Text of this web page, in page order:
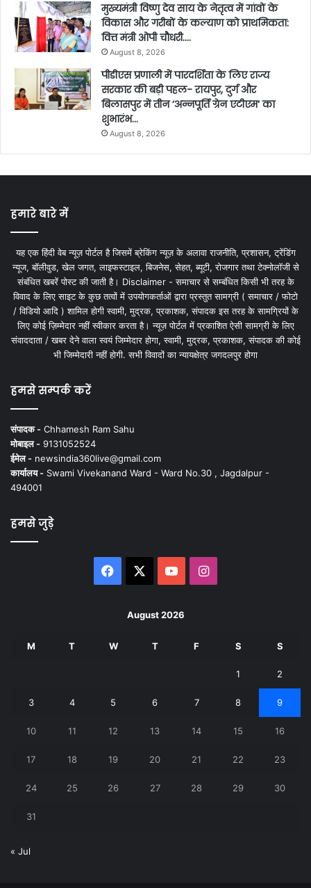
मुख्यमंत्री विष्णु देव साय के नेतृत्व में गांवों के
विकास और गरीबों के कल्याण को प्राथमिकता:
वित्त मंत्री ओपी चौधरी….
August 8, 2026
पीडीएस प्रणाली में पारदर्शिता के लिए राज्य
सरकार की बड़ी पहल- रायपुर, दुर्ग और
बिलासपुर में तीन ‘अन्नपूर्ति ग्रेन एटीएम‘ का
शुभारंभ…
August 8, 2026
हमारे बारे में
यह एक हिंदी वेब न्यूज़ पोर्टल है जिसमें ब्रेकिंग न्यूज़ के अलावा राजनीति, प्रशासन, ट्रेंडिंग
न्यूज, बॉलीवुड, खेल जगत, लाइफस्टाइल, बिजनेस, सेहत, ब्यूटी, रोजगार तथा टेक्नोलॉजी से
संबंधित खबरें पोस्ट की जाती है। Disclaimer - समाचार से सम्बंधित किसी भी तरह के
विवाद के लिए साइट के कुछ तत्वों में उपयोगकर्ताओं द्वारा प्रस्तुत सामग्री ( समाचार / फोटो
/ विडियो आदि ) शामिल होगी स्वामी, मुद्रक, प्रकाशक, संपादक इस तरह के सामग्रियों के
लिए कोई ज़िम्मेदार नहीं स्वीकार करता है। न्यूज़ पोर्टल में प्रकाशित ऐसी सामग्री के लिए
संवाददाता / खबर देने वाला स्वयं जिम्मेदार होगा, स्वामी, मुद्रक, प्रकाशक, संपादक की कोई
भी जिम्मेदारी नहीं होगी. सभी विवादों का न्यायक्षेत्र जगदलपुर होगा
हमसे सम्पर्क करें
संपादक - Chhamesh Ram Sahu
मोबाइल - 9131052524
ईमेल - newsindia360live@gmail.com
कार्यालय - Swami Vivekanand Ward - Ward No.30 , Jagdalpur -
494001
हमसे जुड़े
Facebook YouTubeInstagram
August 2026
M T W T F S S
1 2
3 4 5 6 7 8 9
10 11 12 13 14 15 16
17 18 19 20 21 22 23
24 25 26 27 28 29 30
31
« Jul